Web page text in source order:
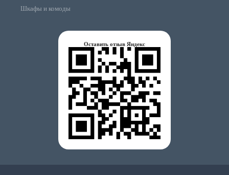
Шкафы и комоды
Оставить отзыв Яндекс